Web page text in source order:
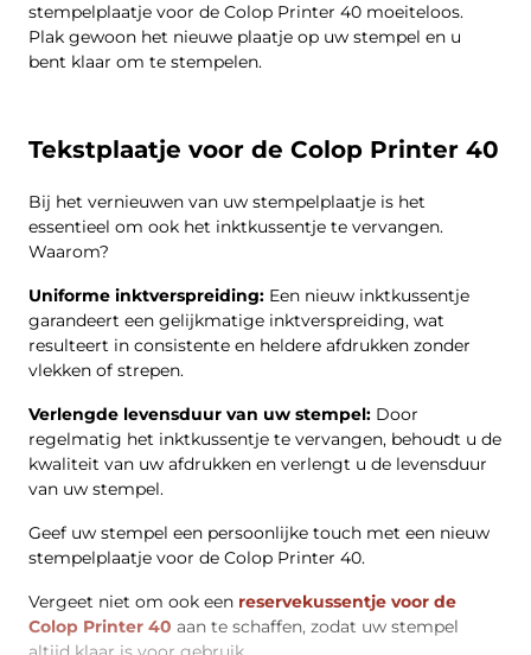
stempelplaatje voor de Colop Printer 40 moeiteloos.
Plak gewoon het nieuwe plaatje op uw stempel en u
bent klaar om te stempelen.
Tekstplaatje voor de Colop Printer 40
Bij het vernieuwen van uw stempelplaatje is het
essentieel om ook het inktkussentje te vervangen.
Waarom?
Uniforme inktverspreiding: Een nieuw inktkussentje
garandeert een gelijkmatige inktverspreiding, wat
resulteert in consistente en heldere afdrukken zonder
vlekken of strepen.
Verlengde levensduur van uw stempel: Door
regelmatig het inktkussentje te vervangen, behoudt u de
kwaliteit van uw afdrukken en verlengt u de levensduur
van uw stempel.
Geef uw stempel een persoonlijke touch met een nieuw
stempelplaatje voor de Colop Printer 40.
Vergeet niet om ook een reservekussentje voor de
Colop Printer 40 aan te schaffen, zodat uw stempel